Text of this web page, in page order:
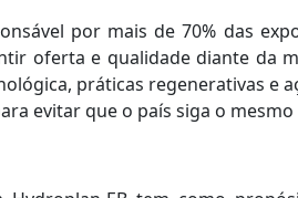
por mais de 70% das
oferta e qualidade diante da
práticas regenerativas e
evitar que o país siga o